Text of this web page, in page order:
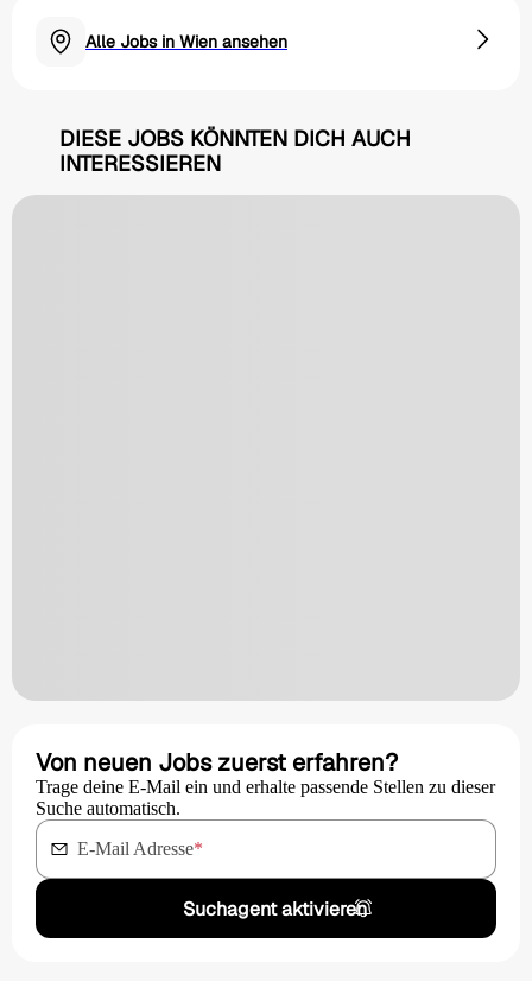
Alle Jobs in Wien ansehen
DIESE JOBS KÖNNTEN DICH AUCH
INTERESSIEREN
Von neuen Jobs zuerst erfahren?
Trage deine E-Mail ein und erhalte passende Stellen zu dieser
Suche automatisch.
E-Mail Adresse*
Suchagent aktivieren